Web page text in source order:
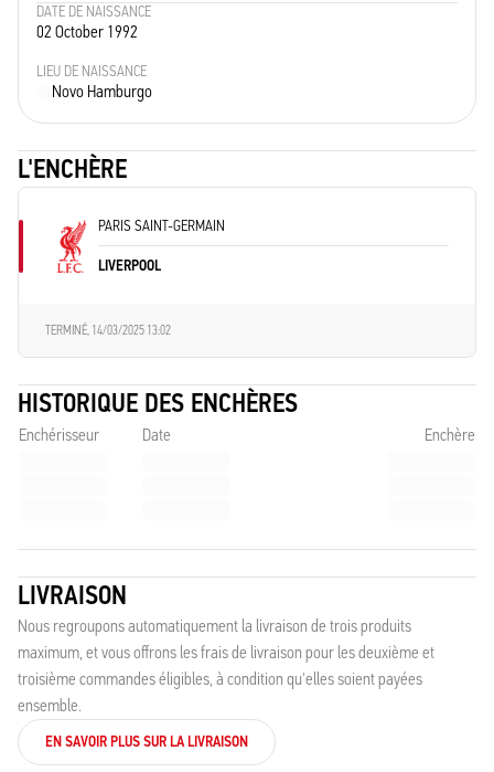
DATE DE NAISSANCE
02 October 1992
LIEU DE NAISSANCE
Novo Hamburgo
L'ENCHÈRE
PARIS SAINT-GERMAIN
LIVERPOOL
TERMINÉ, 14/03/2025 13:02
HISTORIQUE DES ENCHÈRES
Enchérisseur Date Enchère
LIVRAISON
Nous regroupons automatiquement la livraison de trois produits
maximum, et vous offrons les frais de livraison pour les deuxième et
troisième commandes éligibles, à condition qu'elles soient payées
ensemble.
EN SAVOIR PLUS SUR LA LIVRAISON